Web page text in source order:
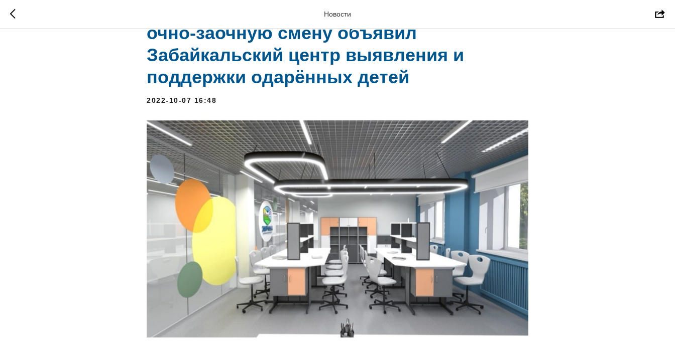
Новости
Набор школьников на математическую
очно-заочную смену объявил
Забайкальский центр выявления и
поддержки одарённых детей
2022-10-07 16:48